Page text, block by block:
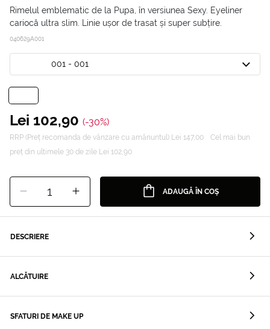
Rimelul emblematic de la Pupa, în versiunea Sexy. Eyeliner
cariocă ultra slim. Linie ușor de trasat și super subțire.
040629A001
001 - 001
Lei 102,90 (-30%)
RRP (Preț recomanda de vânzare cu amănuntul) Lei 147,00
Cel mai bun
preț din ultimele 30 de zile Lei 102,90
1 ADAUGĂ ÎN COȘ
DESCRIERE
ALCĂTUIRE
SFATURI DE MAKE UP